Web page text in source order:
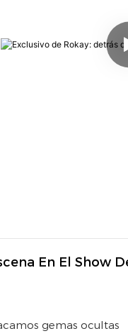
En El Show
gemas ocultas